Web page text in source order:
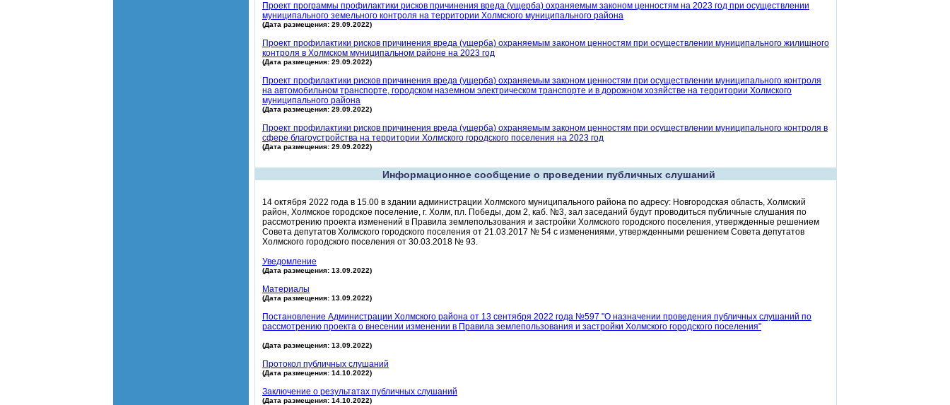
Проект программы профилактики рисков причинения вреда (ущерба) охраняемым законом ценностям на 2023 год при осуществлении
муниципального земельного контроля на территории Холмского муниципального района
(Дата размещения: 29.09.2022)
Проект профилактики рисков причинения вреда (ущерба) охраняемым законом ценностям при осуществлении муниципального жилищного
контроля в Холмском муниципальном районе на 2023 год
(Дата размещения: 29.09.2022)
Проект профилактики рисков причинения вреда (ущерба) охраняемым законом ценностям при осуществлении муниципального контроля
на автомобильном транспорте, городском наземном электрическом транспорте и в дорожном хозяйстве на территории Холмского
муниципального района
(Дата размещения: 29.09.2022)
Проект профилактики рисков причинения вреда (ущерба) охраняемым законом ценностям при осуществлении муниципального контроля в
сфере благоустройства на территории Холмского городского поселения на 2023 год
(Дата размещения: 29.09.2022)
Информационное сообщение о проведении публичных слушаний
14 октября 2022 года в 15.00 в здании администрации Холмского муниципального района по адресу: Новгородская область, Холмский
район, Холмское городское поселение, г. Холм, пл. Победы, дом 2, каб. №3, зал заседаний будут проводиться публичные слушания по
рассмотрению проекта изменений в Правила землепользования и застройки Холмского городского поселения, утвержденные решением
Совета депутатов Холмского городского поселения от 21.03.2017 № 54 с изменениями, утвержденными решением Совета депутатов
Холмского городского поселения от 30.03.2018 № 93.
Уведомление
(Дата размещения: 13.09.2022)
Материалы
(Дата размещения: 13.09.2022)
Постановление Администрации Холмского района от 13 сентября 2022 года №597 "О назначении проведения публичных слушаний по
рассмотрению проекта о внесении изменении в Правила землепользования и застройки Холмского городского поселения"
(Дата размещения: 13.09.2022)
Протокол публичных слушаний
(Дата размещения: 14.10.2022)
Заключение о результатах публичных слушаний
(Дата размещения: 14.10.2022)